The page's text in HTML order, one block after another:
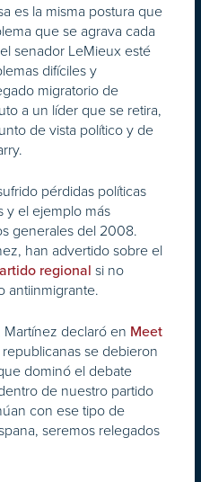
es la misma postura que
que se agrava cada
senador LeMieux esté
difíciles y
migratorio de
a un líder que se retira,
de vista político y de
pérdidas políticas
y el ejemplo más
generales del 2008.
han advertido sobre el
regional si no
antiinmigrante.
declaró en Meet
se debieron
dominó el debate
de nuestro partido
con ese tipo de
seremos relegados